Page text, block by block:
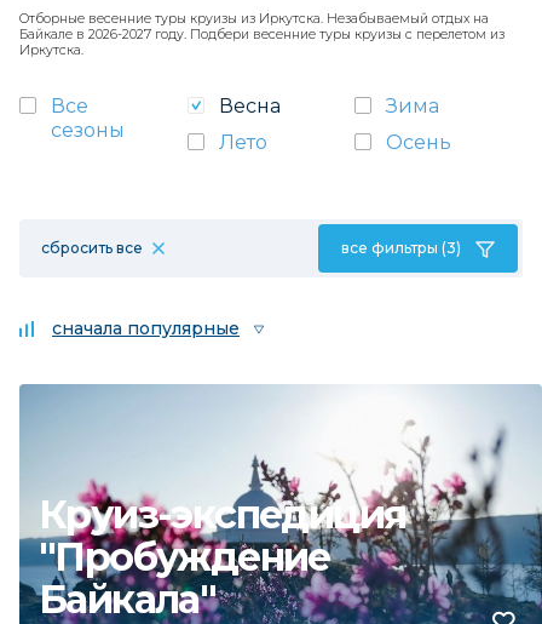
Отборные весенние туры круизы из Иркутска. Незабываемый отдых на
Байкале в 2026-2027 году. Подбери весенние туры круизы с перелетом из
Иркутска.
Все
сезоны
Весна
Зима
Лето
Осень
сбросить все все фильтры (3)
сначала популярные
Круиз-экспедиция
"Пробуждение
Байкала"